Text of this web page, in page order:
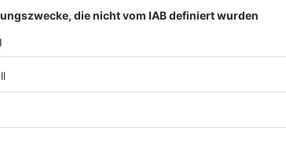
Julian Heilmann düst seit zehn Jahren mit
und Medizinpädagoge des DRK hat
WERBUNG Hier gibt es viele Rabatte und alle Infos zu den
und „NotAufnahme“: https://linktr.ee/notaufnahme Ihr möchtet Werbung
Schickt gerne eine E-Mail an: